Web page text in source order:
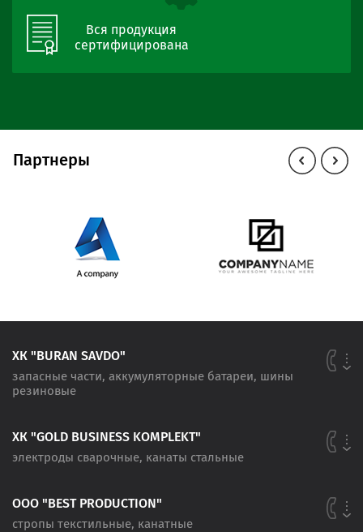
Вся продукция
сертифицирована
Партнеры
ХК "BURAN SAVDO"
запасные части, аккумуляторные батареи, шины
резиновые
ХК "GOLD BUSINESS KOMPLEKT"
электроды сварочные, канаты стальные
ООО "BEST PRODUCTION"
стропы текстильные, канатные